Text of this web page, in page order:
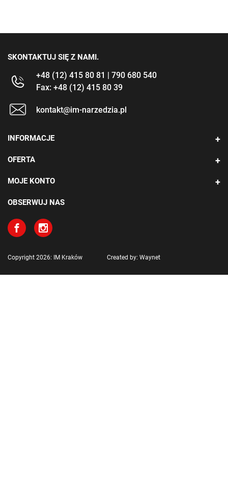
SKONTAKTUJ SIĘ Z NAMI.
+48 (12) 415 80 81 | 790 680 540
Fax: +48 (12) 415 80 39
kontakt@im-narzedzia.pl
INFORMACJE
OFERTA
MOJE KONTO
OBSERWUJ NAS
Copyright 2026: IM Kraków Created by: Waynet